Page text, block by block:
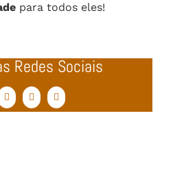
para todos eles!
Redes Sociais
TwitterWhatsApp
Email
(necessário